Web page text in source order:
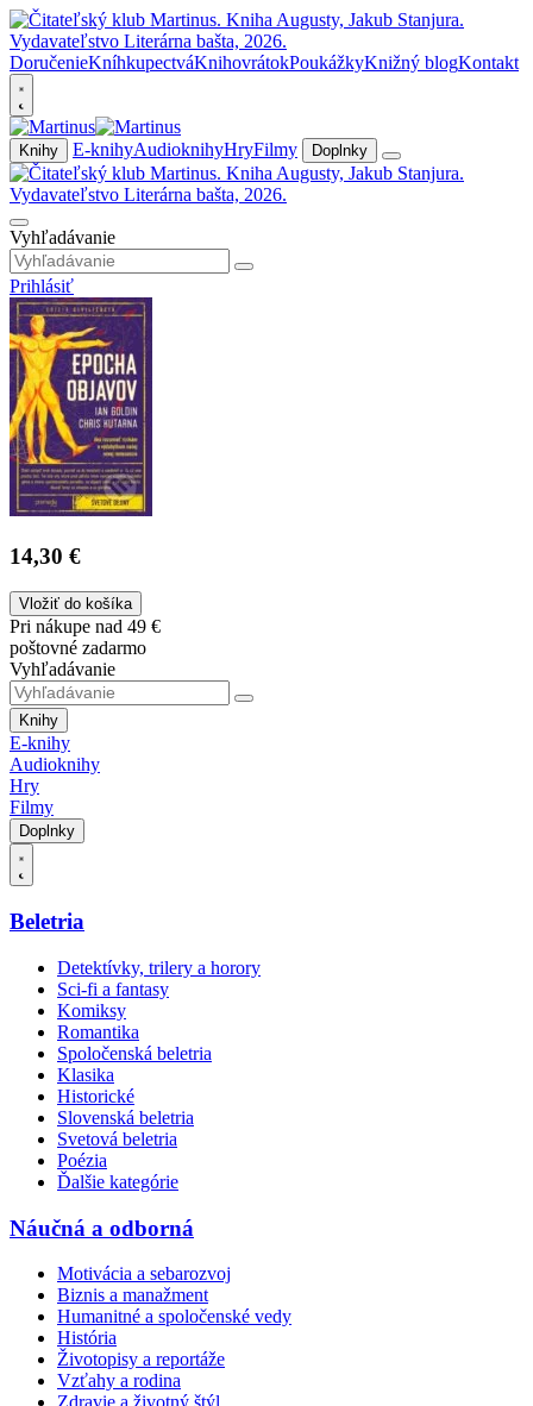
DoručenieKníhkupectváKnihovrátokPoukážkyKnižný blogKontakt
Knihy E-knihyAudioknihyHryFilmy Doplnky
Vyhľadávanie
Prihlásiť
14,30 €
Vložiť do košíka
Pri nákupe nad 49 €
poštovné zadarmo
Vyhľadávanie
Knihy
E-knihy
Audioknihy
Hry
Filmy
Doplnky
Beletria
Detektívky, trilery a horory
Sci-fi a fantasy
Komiksy
Romantika
Spoločenská beletria
Klasika
Historické
Slovenská beletria
Svetová beletria
Poézia
Ďalšie kategórie
Náučná a odborná
Motivácia a sebarozvoj
Biznis a manažment
Humanitné a spoločenské vedy
História
Životopisy a reportáže
Vzťahy a rodina